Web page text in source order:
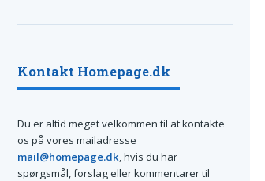
Kontakt Homepage.dk
Du er altid meget velkommen til at kontakte
os på vores mailadresse
mail@homepage.dk, hvis du har
spørgsmål, forslag eller kommentarer til